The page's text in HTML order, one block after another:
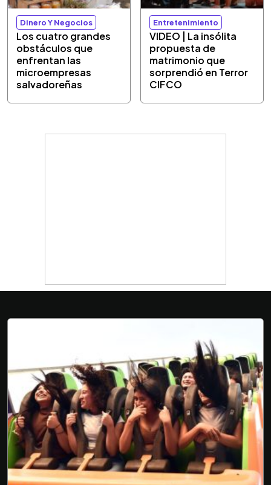
Dinero Y Negocios
Los cuatro grandes
obstáculos que
enfrentan las
microempresas
salvadoreñas
Entretenimiento
VIDEO | La insólita
propuesta de
matrimonio que
sorprendió en Terror
CIFCO